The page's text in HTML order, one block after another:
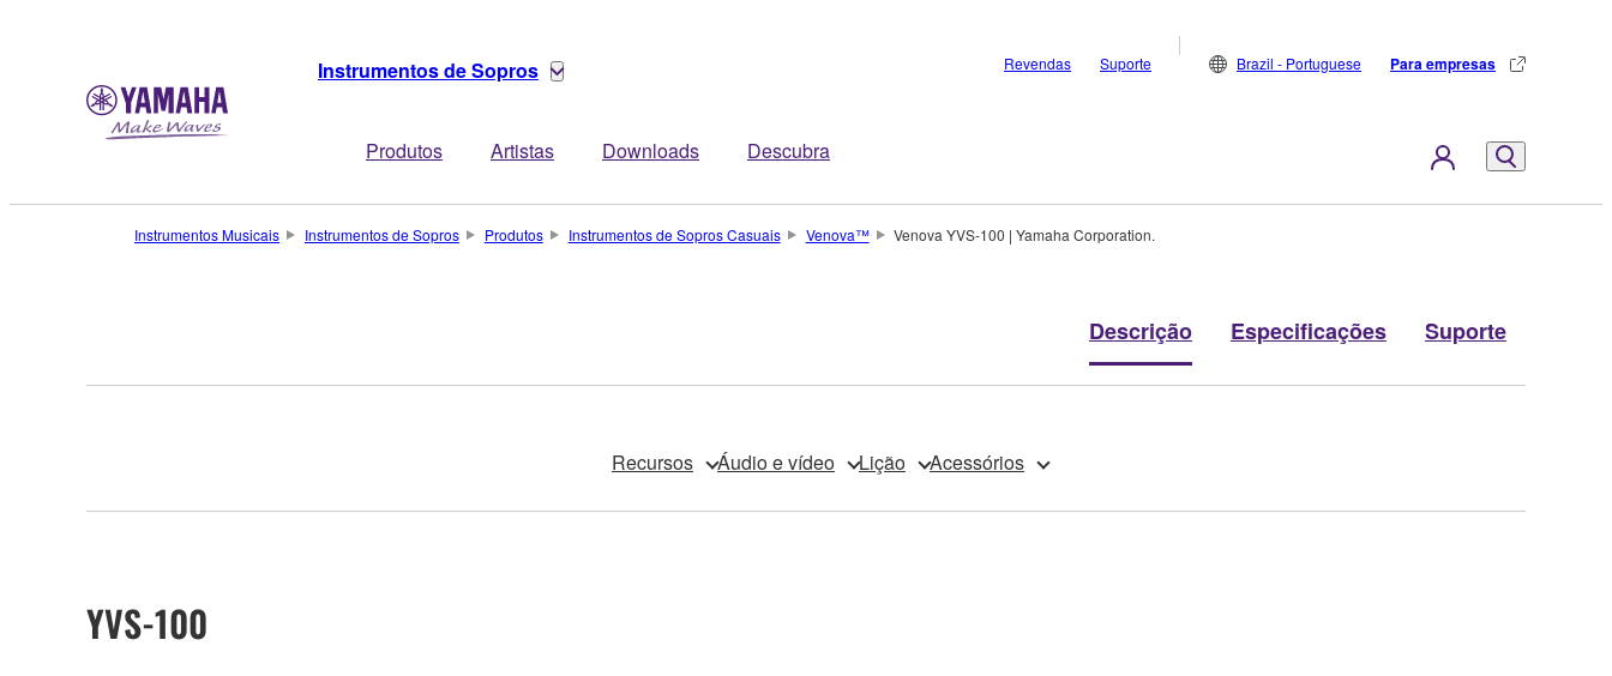
Instrumentos de Sopros
Produtos Artistas Downloads Descubra
Revendas Suporte Brazil - Portuguese Para empresas
Instrumentos Musicais Instrumentos de Sopros Produtos Instrumentos de Sopros Casuais Venova™ Venova YVS-100 | Yamaha Corporation.
Descrição Especificações Suporte
Recursos Áudio e vídeo Lição Acessórios
YVS-100